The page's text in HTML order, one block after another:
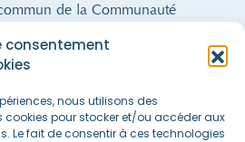
consentement
nous utilisons des
cookies pour stocker et/ou accéder aux
Le fait de consentir à ces technologies
de la Communauté
de Transport à la Demande · 300 arrêts ·
au GNV) · 68 salariés · 21 communes
DU TERRITOIRE !